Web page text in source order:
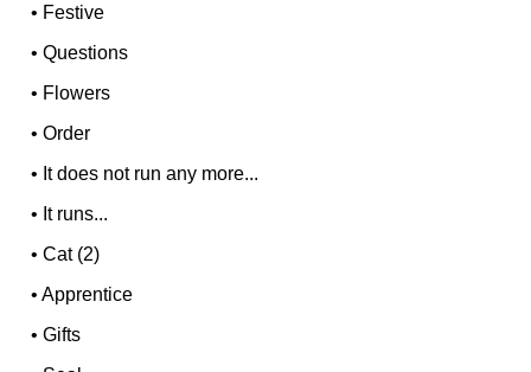
• Festive
•Questions
• Flowers
•Order
• It does not run any more...
• It runs...
•Cat (2)
•Apprentice
•Gifts